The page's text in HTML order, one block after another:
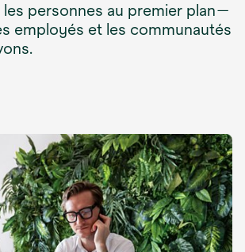
personnes au premier plan—
employés et les communautés